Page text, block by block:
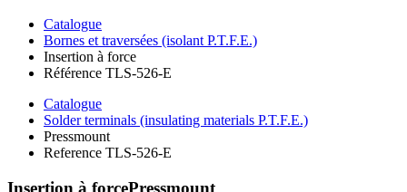
Catalogue
Bornes et traversées (isolant P.T.F.E.)
Insertion à force
Référence TLS-526-E
Catalogue
Solder terminals (insulating materials P.T.F.E.)
Pressmount
Reference TLS-526-E
Insertion à forcePressmount